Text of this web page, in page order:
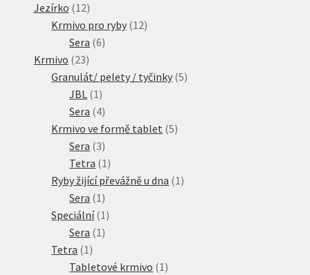
produktů
Jezírko 1212
produktů
Krmivo pro ryby 1212
Sera 66
Krmivo 2323
produktů
Granulát/ pelety / tyčinky 55
JBL 1 1
produkt
Sera 44
produkty
Krmivo ve formě tablet 55
Sera 33
produkty
Tetra 1 1
produkt
Ryby žijící převážně u dna 1 1
Sera 1 1
produkt
Speciální 1 1
Sera 1 1
Tetra 1 1
produkt
Tabletové krmivo 1 1